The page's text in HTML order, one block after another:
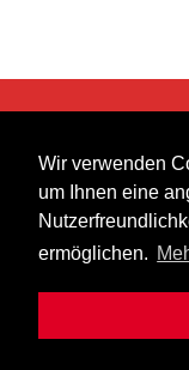
Wir verwenden
um Ihnen eine
ermöglichen.
heer musik ag
Lättenstrasse 35
8952 Schlieren